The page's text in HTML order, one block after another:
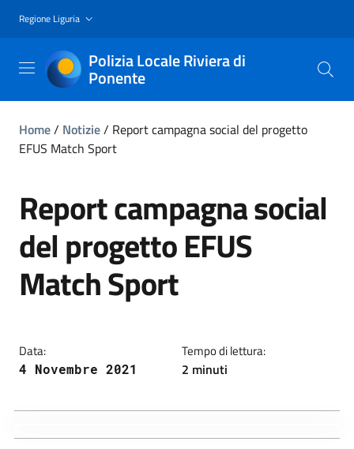
Regione Liguria
Polizia Locale Riviera di
Ponente
Home/ Notizie/ Report campagna social del progetto
EFUS Match Sport
Report campagna social
del progetto EFUS
Match Sport
Data:
4 Novembre 2021
Tempo di lettura:
2 minuti